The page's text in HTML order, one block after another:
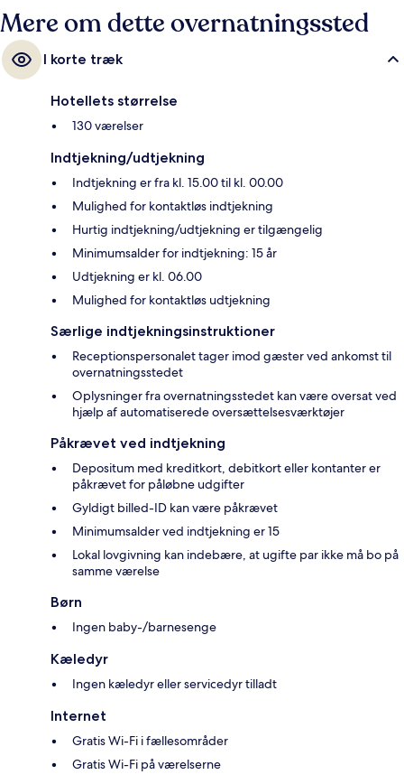
Mere om dette overnatningssted
I korte træk
Hotellets størrelse
130 værelser
Indtjekning/udtjekning
Indtjekning er fra kl. 15.00 til kl. 00.00
Mulighed for kontaktløs indtjekning
Hurtig indtjekning/udtjekning er tilgængelig
Minimumsalder for indtjekning: 15 år
Udtjekning er kl. 06.00
Mulighed for kontaktløs udtjekning
Særlige indtjekningsinstruktioner
Receptionspersonalet tager imod gæster ved ankomst til
overnatningsstedet
Oplysninger fra overnatningsstedet kan være oversat ved
hjælp af automatiserede oversættelsesværktøjer
Påkrævet ved indtjekning
Depositum med kreditkort, debitkort eller kontanter er
påkrævet for påløbne udgifter
Gyldigt billed-ID kan være påkrævet
Minimumsalder ved indtjekning er 15
Lokal lovgivning kan indebære, at ugifte par ikke må bo på
samme værelse
Børn
Ingen baby-/barnesenge
Kæledyr
Ingen kæledyr eller servicedyr tilladt
Internet
Gratis Wi-Fi i fællesområder
Gratis Wi-Fi på værelserne